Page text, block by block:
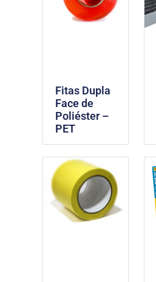
Fitas Dupla
Face de
Poliéster –
PET